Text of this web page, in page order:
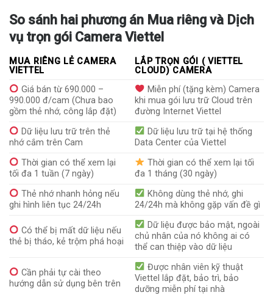
So sánh hai phương án Mua riêng và Dịch
vụ trọn gói Camera Viettel
MUA RIÊNG LẺ CAMERA
VIETTEL
LẮP TRỌN GÓI ( VIETTEL
CLOUD) CAMERA
Giá bán từ 690.000 –
990.000 đ/cam (Chưa bao
gồm thẻ nhớ, công lắp đặt)
Miễn phí (tặng kèm) Camera
khi mua gói lưu trữ Cloud trên
đường Internet Viettel
Dữ liệu lưu trữ trên thẻ
nhớ cắm trên Cam
Dữ liệu lưu trữ tại hệ thống
Data Center của Viettel
Thời gian có thể xem lại
tối đa 1 tuần (7 ngày)
Thời gian có thể xem lại tối
đa 1 tháng (30 ngày)
Thẻ nhớ nhanh hỏng nếu
ghi hình liên tục 24/24h
Không dùng thẻ nhớ, ghi
24/24h mà không gặp vấn đề gì
Có thể bị mất dữ liệu nếu
thẻ bị tháo, kẻ trộm phá hoại
Dữ liệu được bảo mật, ngoài
chủ nhân của nó không ai có
thể can thiệp vào dữ liệu
Cần phải tự cài theo
hướng dẫn sử dụng bên trên
Được nhân viên kỹ thuật
Viettel lắp đặt, bảo trì, bảo
dưỡng miễn phí tại nhà